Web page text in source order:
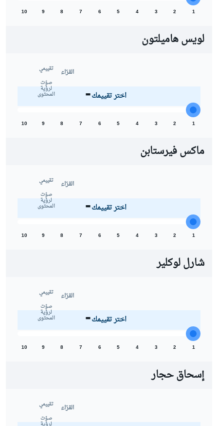
1
2
3
4
5
6
7
8
9
10
لويس هاميلتون
تقييمي
-
القرّاء
صوّت
لرؤية
المحتوى اختر تقييمك
1
2
3
4
5
6
7
8
9
10
ماكس فيرستابن
تقييمي
-
القرّاء
صوّت
لرؤية
المحتوى اختر تقييمك
1
2
3
4
5
6
7
8
9
10
شارل لوكلير
تقييمي
-
القرّاء
صوّت
لرؤية
المحتوى اختر تقييمك
1
2
3
4
5
6
7
8
9
10
إسحاق حجار
تقييمي القرّاء
صوّت